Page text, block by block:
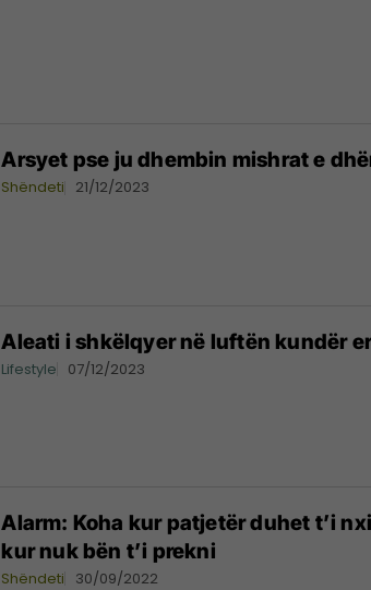
Arsyet pse ju dhembin mishrat e
Shëndeti 21/12/2023
Aleati i shkëlqyer në luftën kundër
Lifestyle 07/12/2023
Alarm: Koha kur patjetër duhet t’i
kur nuk bën t’i prekni
Shëndeti 30/09/2022